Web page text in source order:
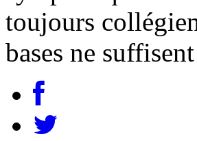
toujours
bases ne